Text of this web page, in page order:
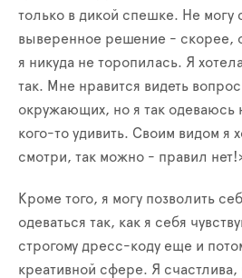
только в дикой спешке. Не могу
выверенное решение - скорее,
я никуда не торопилась. Я
так. Мне нравится видеть вопрос
окружающих, но я так одеваюсь
кого-то удивить. Своим видом я
смотри, так можно - правил
Кроме того, я могу позволить
одеваться так, как я себя
строгому дресс-коду еще и
креативной сфере. Я счастлива,